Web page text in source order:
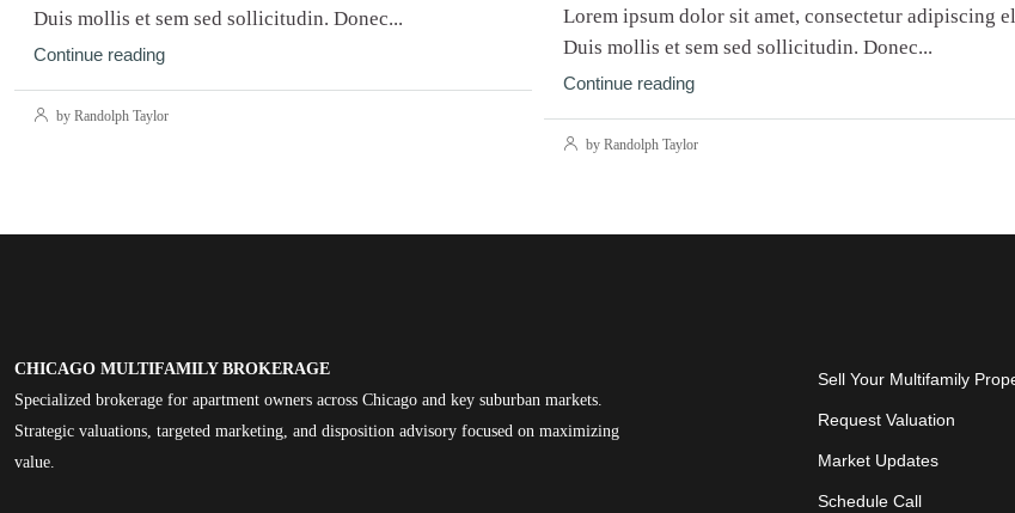
Duis mollis et sem sed sollicitudin. Donec...
Continue reading
by Randolph Taylor
Lorem ipsum dolor sit amet, consectetur adipiscing
Duis mollis et sem sed sollicitudin. Donec...
Continue reading
by Randolph Taylor
CHICAGO MULTIFAMILY BROKERAGE
Specialized brokerage for apartment owners across Chicago and key suburban markets.
Strategic valuations, targeted marketing, and disposition advisory focused on maximizing
value.
Sell Your Multifamily
Request Valuation
Market Updates
Schedule Call